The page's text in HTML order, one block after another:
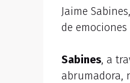
Jaime
de
Sabines, a
abrumadora,